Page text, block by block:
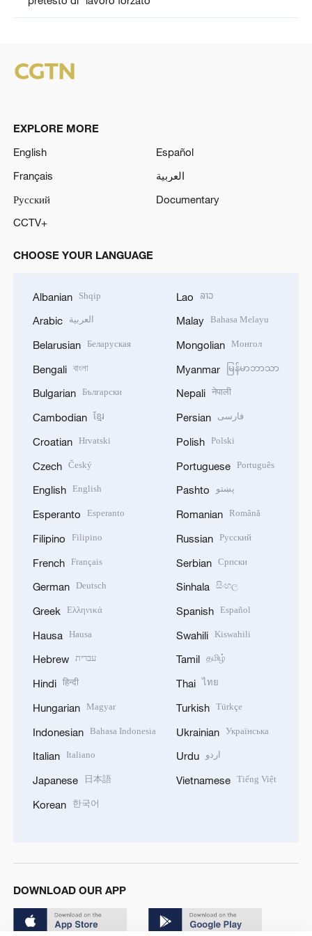
EXPLORE MORE
English
Español
Français
العربية
Русский
Documentary
CCTV+
CHOOSE YOUR LANGUAGE
Albanian Shqip
Arabic العربية
Belarusian Беларуская
Bengali বাংলা
Bulgarian Български
Cambodian ខ្មែរ
Croatian Hrvatski
Czech Český
English English
Esperanto Esperanto
Filipino Filipino
French Français
German Deutsch
Greek Ελληνικά
Hausa Hausa
Hebrew עברית
Hindi हिन्दी
Hungarian Magyar
Indonesian Bahasa Indonesia
Italian Italiano
Japanese 日本語
Korean 한국어
Lao ລາວ
Malay Bahasa Melayu
Mongolian Монгол
Myanmar မြန်မာဘာသာ
Nepali नेपाली
Persian فارسی
Polish Polski
Portuguese Português
Pashto پښتو
Romanian Română
Russian Русский
Serbian Српски
Sinhala සිංහල
Spanish Español
Swahili Kiswahili
Tamil தமிழ்
Thai ไทย
Turkish Türkçe
Ukrainian Українська
Urdu اردو
Vietnamese Tiếng Việt
DOWNLOAD OUR APP